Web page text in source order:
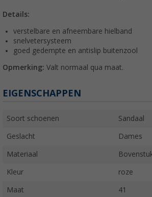
Details:
verstelbare en afneembare hielband
snelvetersysteem
goed gedempte en antislip buitenzool
Opmerking: Valt normaal qua maat.
EIGENSCHAPPEN
Soort schoenen Sandaal
Geslacht Dames
Materiaal
Kleur roze
Maat 41